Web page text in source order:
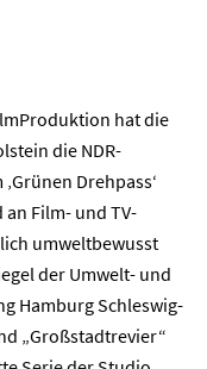
hat die
die NDR-
Drehpass‘
Film- und TV-
umweltbewusst
der Umwelt- und
Hamburg Schleswig-
„Großstadtrevier“